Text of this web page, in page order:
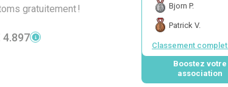
gratuitement !
4.897
Bjorn P.
Patrick V.
Classement complet
Boostez votre
association